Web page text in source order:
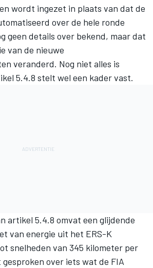
wordt ingezet in plaats van dat de
over de hele ronde
geen details over bekend, maar dat
van de nieuwe
veranderd. Nog niet alles is
5.4.8 stelt wel een kader vast.
artikel 5.4.8 omvat een glijdende
van energie uit het ERS-K
snelheden van 345 kilometer per
over iets wat de FIA